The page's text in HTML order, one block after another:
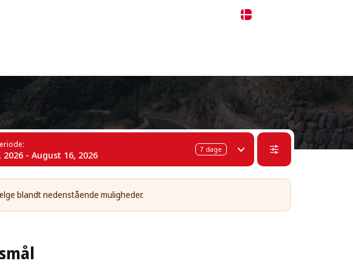
2026 - August 16, 2026 7 dage
blandt nedenstående muligheder.